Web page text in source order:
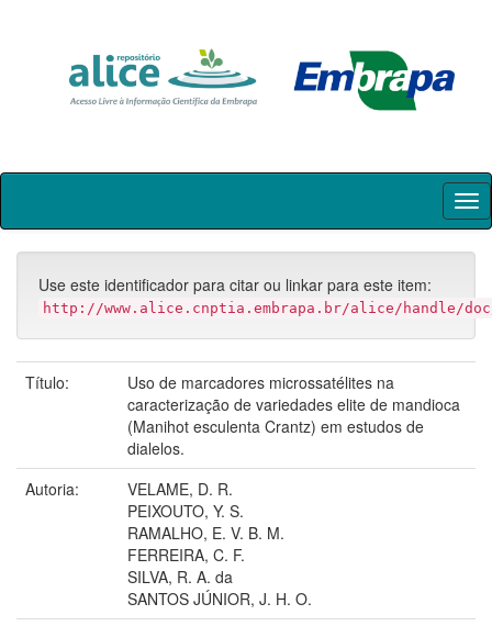
Skip
Use este identificador para citar ou linkar para este item:
http://www.alice.cnptia.embrapa.br/alice/handle/
Título:
Uso de marcadores microssatélites na
caracterização de variedades elite de mandioca
(Manihot esculenta Crantz) em estudos de
dialelos.
Autoria:
VELAME, D. R.
PEIXOUTO, Y. S.
RAMALHO, E. V. B. M.
FERREIRA, C. F.
SILVA, R. A. da
SANTOS JÚNIOR, J. H. O.